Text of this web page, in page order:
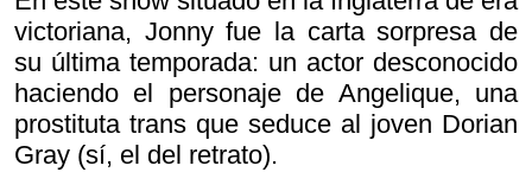
victoriana, Jonny fue la carta sorpresa de
su última temporada: un actor desconocido
haciendo el personaje de Angelique, una
prostituta trans que seduce al joven Dorian
Gray (sí, el del retrato).